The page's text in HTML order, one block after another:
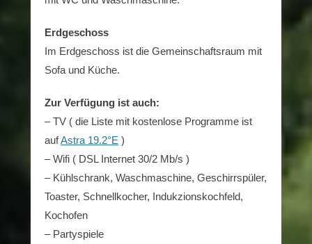
Erdgeschoss
Im Erdgeschoss ist die Gemeinschaftsraum mit
Sofa und Küche.
Zur Verfügung ist auch:
– TV ( die Liste mit kostenlose Programme ist
aufAstra 19.2°E )
– Wifi ( DSL Internet 30/2 Mb/s )
– Kühlschrank, Waschmaschine, Geschirrspüler,
Toaster, Schnellkocher, Indukzionskochfeld,
Kochofen
– Partyspiele